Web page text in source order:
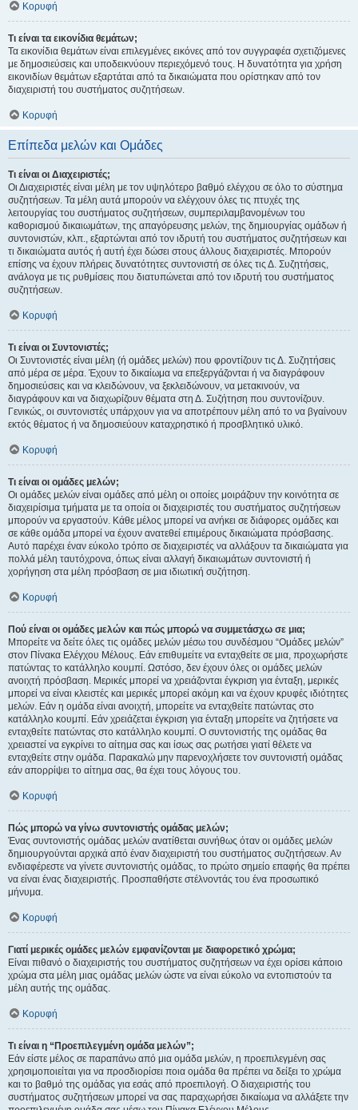
Κορυφή
Τι είναι τα εικονίδια θεμάτων;
Τα εικονίδια θεμάτων είναι επιλεγμένες εικόνες από τον συγγραφέα σχετιζόμενες
με δημοσιεύσεις και υποδεικνύουν περιεχόμενό τους. Η δυνατότητα για χρήση
εικονιδίων θεμάτων εξαρτάται από τα δικαιώματα που ορίστηκαν από τον
διαχειριστή του συστήματος συζητήσεων.
Κορυφή
Επίπεδα μελών και Ομάδες
Τι είναι οι Διαχειριστές;
Οι Διαχειριστές είναι μέλη με τον υψηλότερο βαθμό ελέγχου σε όλο το σύστημα
συζητήσεων. Τα μέλη αυτά μπορούν να ελέγχουν όλες τις πτυχές της
λειτουργίας του συστήματος συζητήσεων, συμπεριλαμβανομένων του
καθορισμού δικαιωμάτων, της απαγόρευσης μελών, της δημιουργίας ομάδων ή
συντονιστών, κλπ., εξαρτώνται από τον ιδρυτή του συστήματος συζητήσεων και
τι δικαιώματα αυτός ή αυτή έχει δώσει στους άλλους διαχειριστές. Μπορούν
επίσης να έχουν πλήρεις δυνατότητες συντονιστή σε όλες τις Δ. Συζητήσεις,
ανάλογα με τις ρυθμίσεις που διατυπώνεται από τον ιδρυτή του συστήματος
συζητήσεων.
Κορυφή
Τι είναι οι Συντονιστές;
Οι Συντονιστές είναι μέλη (ή ομάδες μελών) που φροντίζουν τις Δ. Συζητήσεις
από μέρα σε μέρα. Έχουν το δικαίωμα να επεξεργάζονται ή να διαγράφουν
δημοσιεύσεις και να κλειδώνουν, να ξεκλειδώνουν, να μετακινούν, να
διαγράφουν και να διαχωρίζουν θέματα στη Δ. Συζήτηση που συντονίζουν.
Γενικώς, οι συντονιστές υπάρχουν για να αποτρέπουν μέλη από το να βγαίνουν
εκτός θέματος ή να δημοσιεύουν καταχρηστικό ή προσβλητικό υλικό.
Κορυφή
Τι είναι οι ομάδες μελών;
Οι ομάδες μελών είναι ομάδες από μέλη οι οποίες μοιράζουν την κοινότητα σε
διαχειρίσιμα τμήματα με τα οποία οι διαχειριστές του συστήματος συζητήσεων
μπορούν να εργαστούν. Κάθε μέλος μπορεί να ανήκει σε διάφορες ομάδες και
σε κάθε ομάδα μπορεί να έχουν ανατεθεί επιμέρους δικαιώματα πρόσβασης.
Αυτό παρέχει έναν εύκολο τρόπο σε διαχειριστές να αλλάξουν τα δικαιώματα για
πολλά μέλη ταυτόχρονα, όπως είναι αλλαγή δικαιωμάτων συντονιστή ή
χορήγηση στα μέλη πρόσβαση σε μια ιδιωτική συζήτηση.
Κορυφή
Πού είναι οι ομάδες μελών και πώς μπορώ να συμμετάσχω σε μια;
Μπορείτε να δείτε όλες τις ομάδες μελών μέσω του συνδέσμου “Ομάδες μελών”
στον Πίνακα Ελέγχου Μέλους. Εάν επιθυμείτε να ενταχθείτε σε μια, προχωρήστε
πατώντας το κατάλληλο κουμπί. Ωστόσο, δεν έχουν όλες οι ομάδες μελών
ανοιχτή πρόσβαση. Μερικές μπορεί να χρειάζονται έγκριση για ένταξη, μερικές
μπορεί να είναι κλειστές και μερικές μπορεί ακόμη και να έχουν κρυφές ιδιότητες
μελών. Εάν η ομάδα είναι ανοιχτή, μπορείτε να ενταχθείτε πατώντας στο
κατάλληλο κουμπί. Εάν χρειάζεται έγκριση για ένταξη μπορείτε να ζητήσετε να
ενταχθείτε πατώντας στο κατάλληλο κουμπί. Ο συντονιστής της ομάδας θα
χρειαστεί να εγκρίνει το αίτημα σας και ίσως σας ρωτήσει γιατί θέλετε να
ενταχθείτε στην ομάδα. Παρακαλώ μην παρενοχλήσετε τον συντονιστή ομάδας
εάν απορρίψει το αίτημα σας, θα έχει τους λόγους του.
Κορυφή
Πώς μπορώ να γίνω συντονιστής ομάδας μελών;
Ένας συντονιστής ομάδας μελών ανατίθεται συνήθως όταν οι ομάδες μελών
δημιουργούνται αρχικά από έναν διαχειριστή του συστήματος συζητήσεων. Αν
ενδιαφέρεστε να γίνετε συντονιστής ομάδας, το πρώτο σημείο επαφής θα πρέπει
να είναι ένας διαχειριστής. Προσπαθήστε στέλνοντάς του ένα προσωπικό
μήνυμα.
Κορυφή
Γιατί μερικές ομάδες μελών εμφανίζονται με διαφορετικό χρώμα;
Είναι πιθανό ο διαχειριστής του συστήματος συζητήσεων να έχει ορίσει κάποιο
χρώμα στα μέλη μιας ομάδας μελών ώστε να είναι εύκολο να εντοπιστούν τα
μέλη αυτής της ομάδας.
Κορυφή
Τι είναι η “Προεπιλεγμένη ομάδα μελών”;
Εάν είστε μέλος σε παραπάνω από μια ομάδα μελών, η προεπιλεγμένη σας
χρησιμοποιείται για να προσδιορίσει ποια ομάδα θα πρέπει να δείξει το χρώμα
και το βαθμό της ομάδας για εσάς από προεπιλογή. Ο διαχειριστής του
συστήματος συζητήσεων μπορεί να σας παραχωρήσει δικαίωμα να αλλάξετε την